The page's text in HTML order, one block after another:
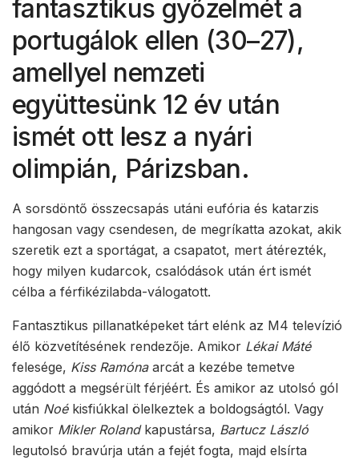
fantasztikus győzelmét a
portugálok ellen (30–27),
amellyel nemzeti
együttesünk 12 év után
ismét ott lesz a nyári
olimpián, Párizsban.
A sorsdöntő összecsapás utáni eufória és katarzis
hangosan vagy csendesen, de megríkatta azokat, akik
szeretik ezt a sportágat, a csapatot, mert átérezték,
hogy milyen kudarcok, csalódások után ért ismét
célba a férfikézilabda-válogatott.
Fantasztikus pillanatképeket tárt elénk az M4 televízió
élő közvetítésének rendezője. Amikor Lékai Máté
felesége, Kiss Ramónaarcát a kezébe temetve
aggódott a megsérült férjéért. És amikor az utolsó gól
után Noékisfiúkkal ölelkeztek a boldogságtól. Vagy
amikor Mikler Rolandkapustársa, Bartucz László
legutolsó bravúrja után a fejét fogta, majd elsírta